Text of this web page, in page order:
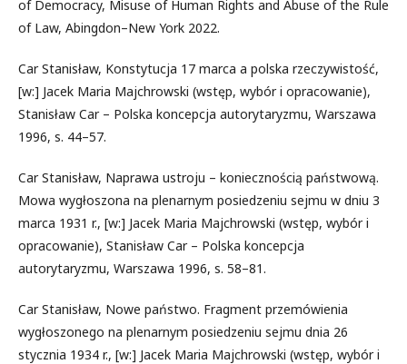
of Democracy, Misuse of Human Rights and Abuse of the Rule
of Law, Abingdon–New York 2022.
Car Stanisław, Konstytucja 17 marca a polska rzeczywistość,
[w:] Jacek Maria Majchrowski (wstęp, wybór i opracowanie),
Stanisław Car – Polska koncepcja autorytaryzmu, Warszawa
1996, s. 44–57.
Car Stanisław, Naprawa ustroju – koniecznością państwową.
Mowa wygłoszona na plenarnym posiedzeniu sejmu w dniu 3
marca 1931 r., [w:] Jacek Maria Majchrowski (wstęp, wybór i
opracowanie), Stanisław Car – Polska koncepcja
autorytaryzmu, Warszawa 1996, s. 58–81.
Car Stanisław, Nowe państwo. Fragment przemówienia
wygłoszonego na plenarnym posiedzeniu sejmu dnia 26
stycznia 1934 r., [w:] Jacek Maria Majchrowski (wstęp, wybór i